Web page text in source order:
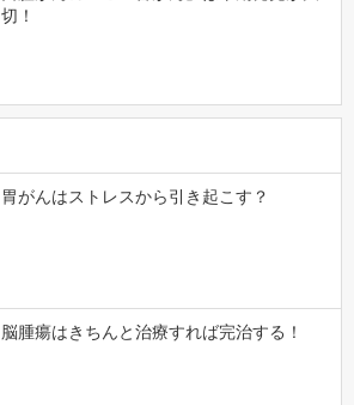
切！
胃がんはストレスから引き起こす？
脳腫瘍はきちんと治療すれば完治する！